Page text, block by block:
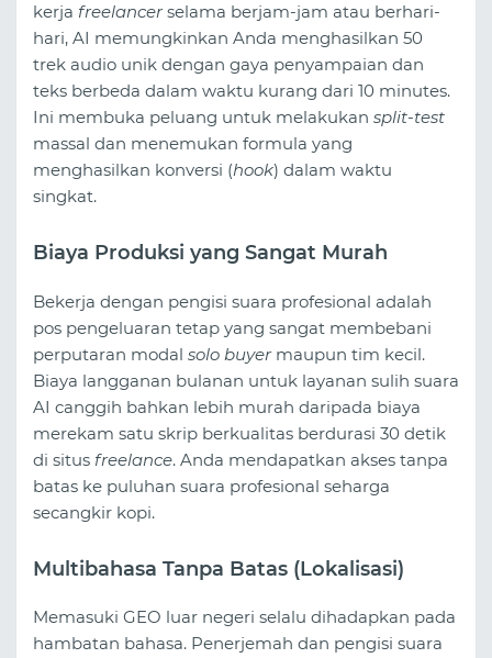
kerja freelancerselama berjam-jam atau berhari-
hari, AI memungkinkan Anda menghasilkan 50
trek audio unik dengan gaya penyampaian dan
teks berbeda dalam waktu kurang dari 10 minutes.
Ini membuka peluang untuk melakukan split-test
massal dan menemukan formula yang
menghasilkan konversi (hook) dalam waktu
singkat.
Biaya Produksi yang Sangat Murah
Bekerja dengan pengisi suara profesional adalah
pos pengeluaran tetap yang sangat membebani
perputaran modal solo buyermaupun tim kecil.
Biaya langganan bulanan untuk layanan sulih suara
AI canggih bahkan lebih murah daripada biaya
merekam satu skrip berkualitas berdurasi 30 detik
di situs freelance. Anda mendapatkan akses tanpa
batas ke puluhan suara profesional seharga
secangkir kopi.
Multibahasa Tanpa Batas (Lokalisasi)
Memasuki GEO luar negeri selalu dihadapkan pada
hambatan bahasa. Penerjemah dan pengisi suara